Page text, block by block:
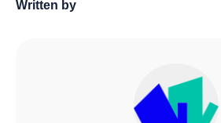
Written by